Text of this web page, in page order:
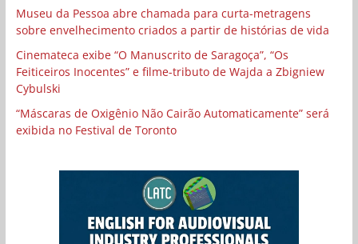
Museu da Pessoa abre chamada para curta-metragens
sobre envelhecimento criados a partir de histórias de vida
Cinemateca exibe “O Manuscrito de Saragoça”, “Os
Feiticeiros Inocentes” e filme-tributo de Wajda a Zbigniew
Cybulski
“Máscaras de Oxigênio Não Cairão Automaticamente” será
exibida no Festival de Toronto